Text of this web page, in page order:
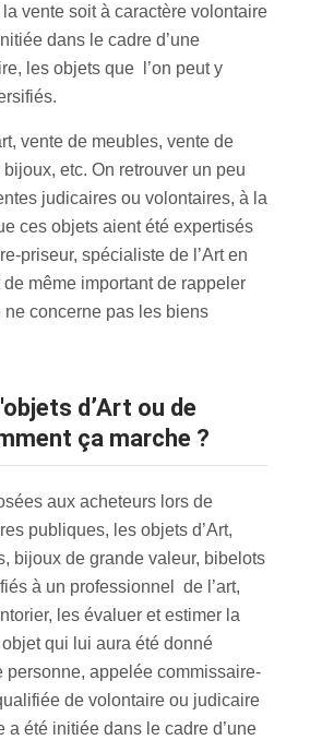
vente soit à caractère volontaire
dans le cadre d’une
les objets que l’on peut y
vente de meubles, vente de
etc. On retrouver un peu
judicaires ou volontaires, à la
ces objets aient été expertisés
priseur, spécialiste de l’Art en
même important de rappeler
concerne pas les biens
ça marche ?
aux acheteurs lors de
publiques, les objets d’Art,
bijoux de grande valeur, bibelots
à un professionnel de l’art,
les évaluer et estimer la
qui lui aura été donné
personne, appelée commissaire-
de volontaire ou judicaire
a été initiée dans le cadre d’une